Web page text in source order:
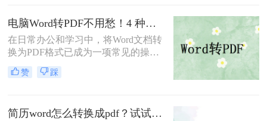
电脑Word转PDF不用愁！4 种转换方法还能压缩文件体积！
在日常办公和学习中，将Word文档转
换为PDF格式已成为一项常见的操
作。PDF格式以其高度的兼容性、稳
定性和安全性，在文档分享、分发和
Word转换为PDF的方法。
赞 踩
简历word怎么转换成pdf？试试这5种常用转换方法！